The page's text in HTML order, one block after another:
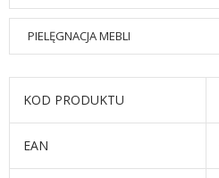
PIELĘGNACJA MEBLI
KOD PRODUKTU
EAN